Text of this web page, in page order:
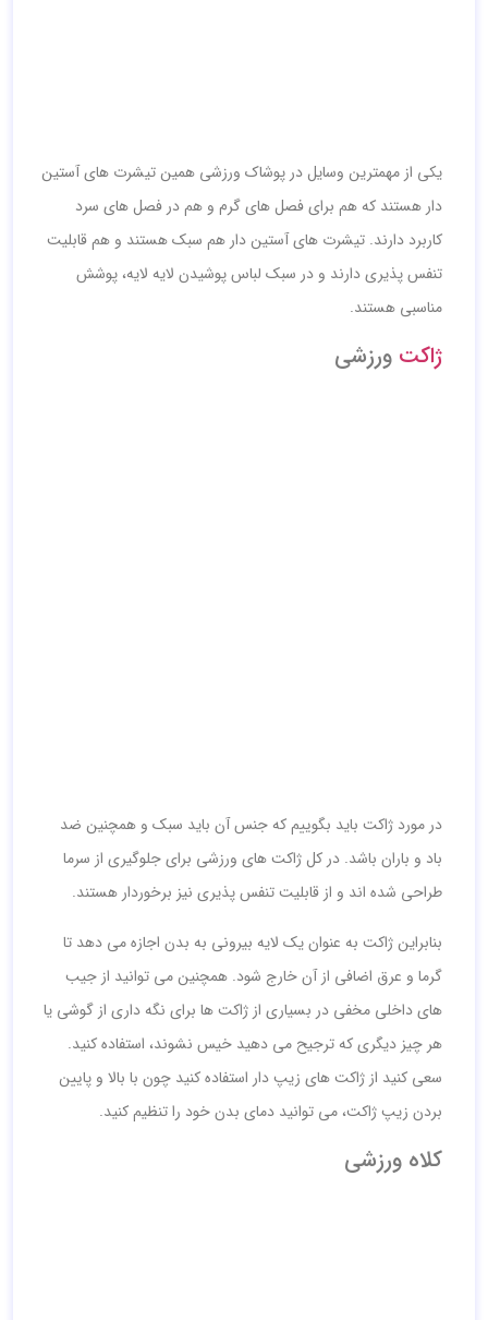
یکی از مهمترین وسایل در پوشاک ورزشی همین تیشرت های آستین
دار هستند که هم برای فصل های گرم و هم در فصل های سرد
کاربرد دارند. تیشرت های آستین دار هم سبک هستند و هم قابلیت
تنفس پذیری دارند و در سبک لباس پوشیدن لایه لایه، پوشش
مناسبی هستند.
ژاکت ورزشی
در مورد ژاکت باید بگوییم که جنس آن باید سبک و همچنین ضد
باد و باران باشد. در کل ژاکت های ورزشی برای جلوگیری از سرما
طراحی شده اند و از قابلیت تنفس پذیری نیز برخوردار هستند.
بنابراین ژاکت به عنوان یک لایه بیرونی به بدن اجازه می دهد تا
گرما و عرق اضافی از آن خارج شود. همچنین می توانید از جیب
های داخلی مخفی در بسیاری از ژاکت ها برای نگه داری از گوشی یا
هر چیز دیگری که ترجیح می دهید خیس نشوند، استفاده کنید.
سعی کنید از ژاکت های زیپ دار استفاده کنید چون با بالا و پایین
بردن زیپ ژاکت، می توانید دمای بدن خود را تنظیم کنید.
کلاه ورزشی